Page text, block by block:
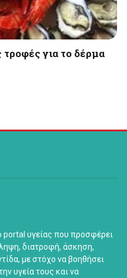
τροφές για το δέρμα
portal υγείας που προσφέρει
διατροφή, άσκηση,
με στόχο να βοηθήσει
υγεία τους και να